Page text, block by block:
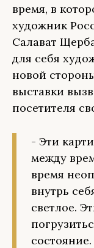
время, в
художник
Салават
для себя
новой
выставки
посетителя
- Эти
между
время
внутрь
светлое.